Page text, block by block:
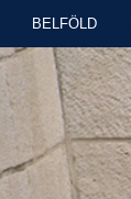
BELFÖLD